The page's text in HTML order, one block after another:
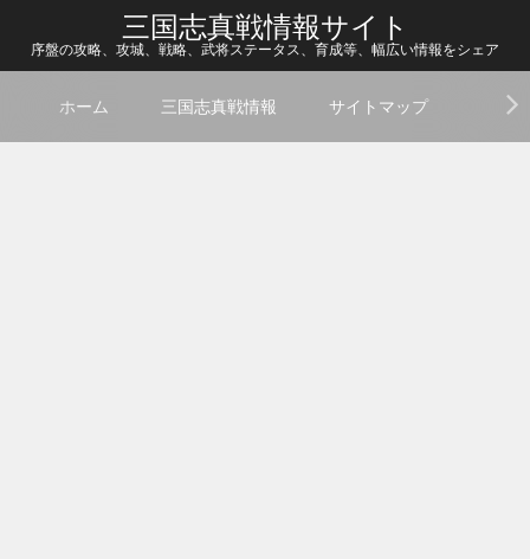
三国志真戦情報サイト
序盤の攻略、攻城、戦略、武将ステータス、育成等、幅広い情報をシェア
ホーム 三国志真戦情報 サイトマップ